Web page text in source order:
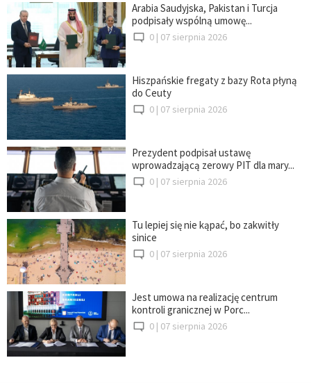
Arabia Saudyjska, Pakistan i Turcja
podpisały wspólną umowę...
0 | 07 sierpnia 2026
Hiszpańskie fregaty z bazy Rota płyną
do Ceuty
0 | 07 sierpnia 2026
Prezydent podpisał ustawę
wprowadzającą zerowy PIT dla mary...
0 | 07 sierpnia 2026
Tu lepiej się nie kąpać, bo zakwitły
sinice
0 | 07 sierpnia 2026
Jest umowa na realizację centrum
kontroli granicznej w Porc...
0 | 07 sierpnia 2026